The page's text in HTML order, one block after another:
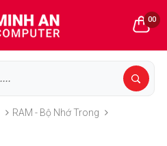
00
RAM - Bộ Nhớ Trong